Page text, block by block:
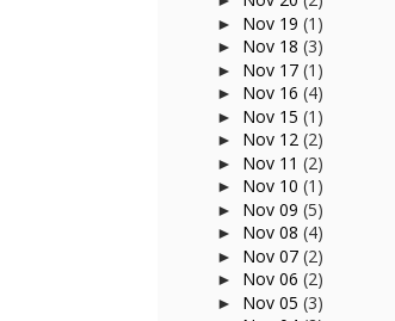
► Nov 19 (1)
► Nov 18 (3)
► Nov 17 (1)
► Nov 16 (4)
► Nov 15 (1)
► Nov 12 (2)
► Nov 11 (2)
► Nov 10 (1)
► Nov 09 (5)
► Nov 08 (4)
► Nov 07 (2)
► Nov 06 (2)
► Nov 05 (3)